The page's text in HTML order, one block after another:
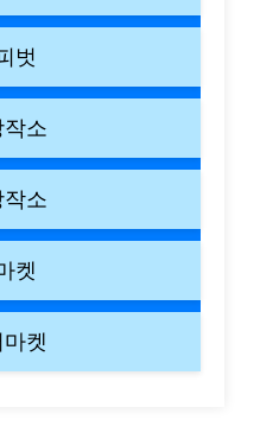
벗
소
소
켓
켓